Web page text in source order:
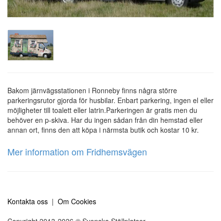
Bakom järnvägsstationen i Ronneby finns några större
parkeringsrutor gjorda för husbilar. Enbart parkering, ingen el eller
möjligheter till toalett eller latrin.Parkeringen är gratis men du
behöver en p-skiva. Har du ingen sådan från din hemstad eller
annan ort, finns den att köpa i närmsta butik och kostar 10 kr.
Mer information om Fridhemsvägen
Kontakta oss | Om Cookies